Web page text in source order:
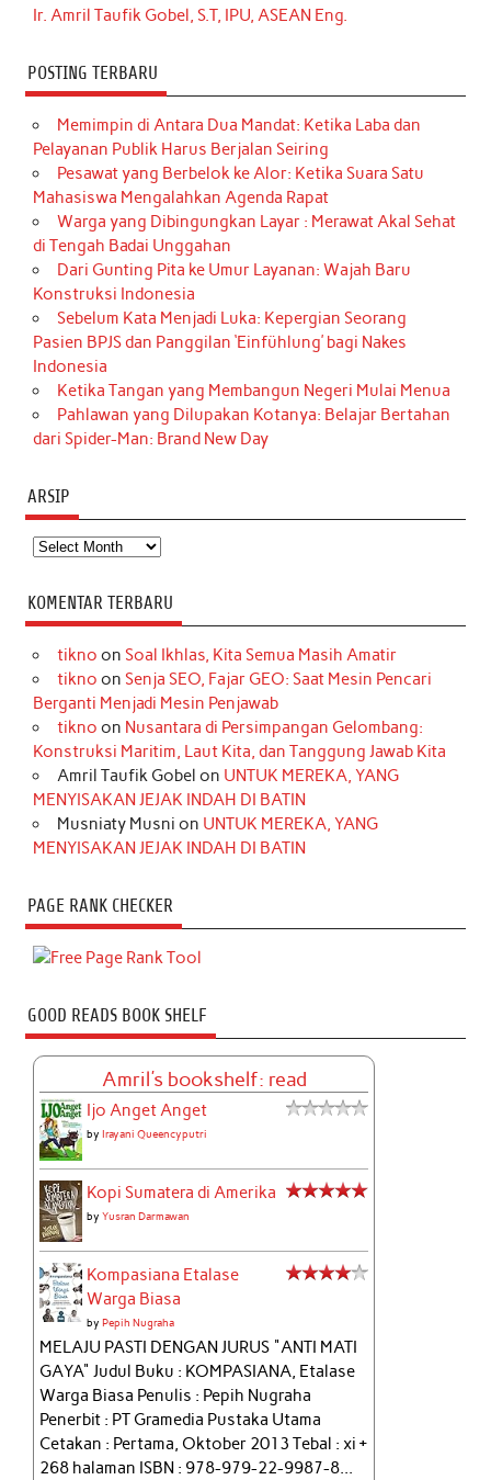
Ir. Amril Taufik Gobel, S.T, IPU, ASEAN Eng.
POSTING TERBARU
Memimpin di Antara Dua Mandat: Ketika Laba dan
Pelayanan Publik Harus Berjalan Seiring
Pesawat yang Berbelok ke Alor: Ketika Suara Satu
Mahasiswa Mengalahkan Agenda Rapat
Warga yang Dibingungkan Layar : Merawat Akal Sehat
di Tengah Badai Unggahan
Dari Gunting Pita ke Umur Layanan: Wajah Baru
Konstruksi Indonesia
Sebelum Kata Menjadi Luka: Kepergian Seorang
Pasien BPJS dan Panggilan ‘Einfühlung’ bagi Nakes
Indonesia
Ketika Tangan yang Membangun Negeri Mulai Menua
Pahlawan yang Dilupakan Kotanya: Belajar Bertahan
dari Spider-Man: Brand New Day
ARSIP
Arsip
KOMENTAR TERBARU
tikno on Soal Ikhlas, Kita Semua Masih Amatir
tikno on Senja SEO, Fajar GEO: Saat Mesin Pencari
Berganti Menjadi Mesin Penjawab
tikno on Nusantara di Persimpangan Gelombang:
Konstruksi Maritim, Laut Kita, dan Tanggung Jawab Kita
Amril Taufik Gobel on UNTUK MEREKA, YANG
MENYISAKAN JEJAK INDAH DI BATIN
Musniaty Musni on UNTUK MEREKA, YANG
MENYISAKAN JEJAK INDAH DI BATIN
PAGE RANK CHECKER
GOOD READS BOOK SHELF
Amril's bookshelf: read
Ijo Anget Anget
byIrayani Queencyputri
Kopi Sumatera di Amerika
byYusran Darmawan
Kompasiana Etalase
Warga Biasa
byPepih Nugraha
MELAJU PASTI DENGAN JURUS "ANTI MATI
GAYA" Judul Buku : KOMPASIANA, Etalase
Warga Biasa Penulis : Pepih Nugraha
Penerbit : PT Gramedia Pustaka Utama
Cetakan : Pertama, Oktober 2013 Tebal : xi +
268 halaman ISBN : 978-979-22-9987-8...